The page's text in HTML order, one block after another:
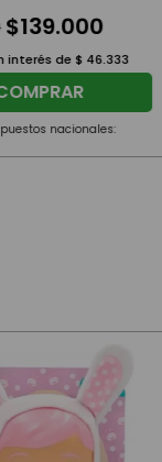
$139.000
interés de $ 46.333
nacionales: